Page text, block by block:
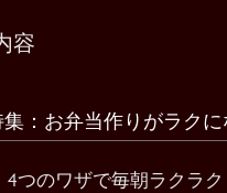
容
：お弁当作りがラク
4つのワザで毎朝ラクラ